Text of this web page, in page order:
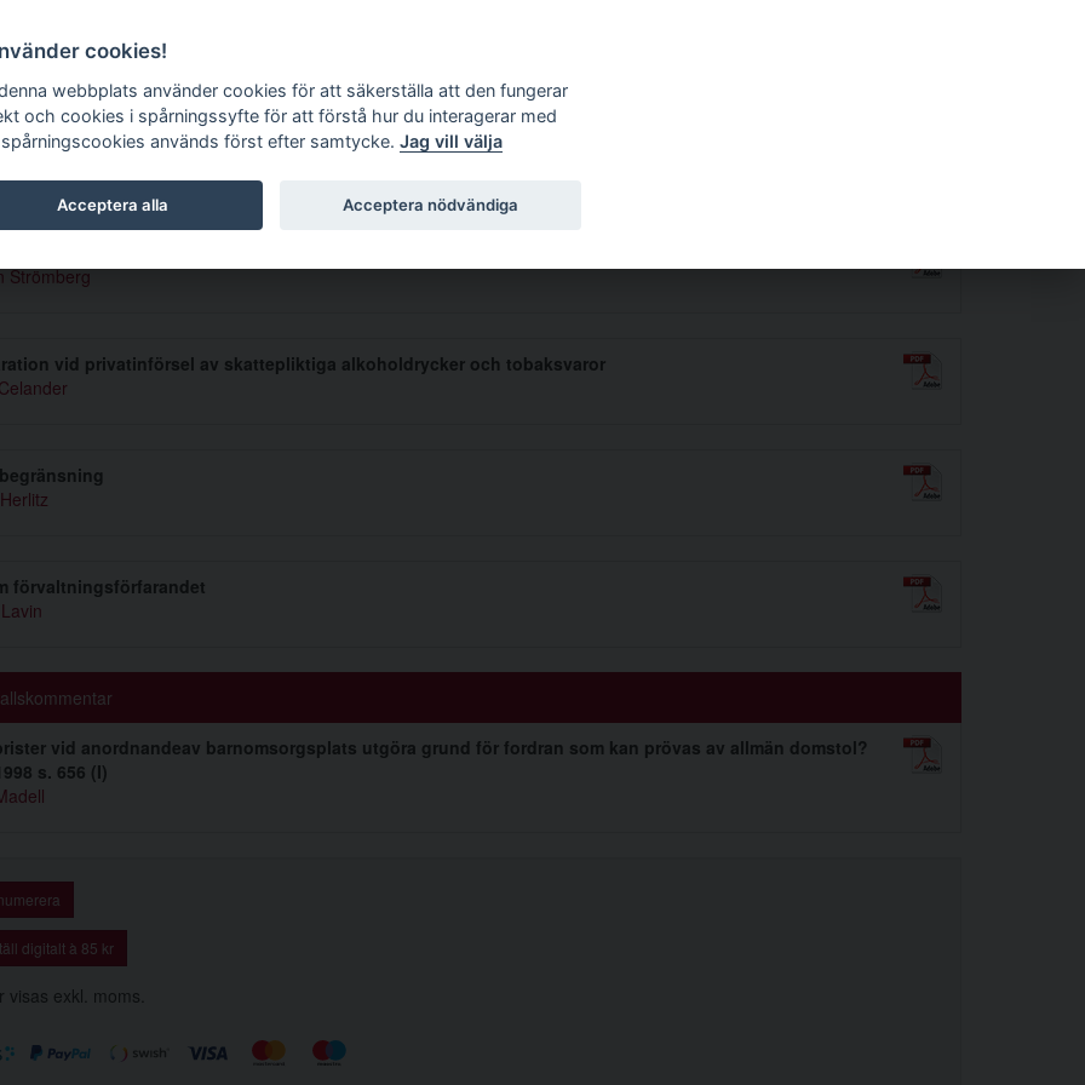
tidskrift
1999 1-2
Strömberg
vid privatinförsel av skattepliktiga alkoholdrycker och tobaksvaror
förvaltningsförfarandet
vid anordnandeav barnomsorgsplats utgöra grund för fordran som kan prövas av allmän domstol?
s. 656 (I)
digitalt à 85 kr
visas exkl. moms.
cookies!
webbplats använder cookies för att säkerställa att den fungerar
och cookies i spårningssyfte för att förstå hur du interagerar med
används först efter samtycke. Jag vill välja
Acceptera alla Acceptera nödvändiga